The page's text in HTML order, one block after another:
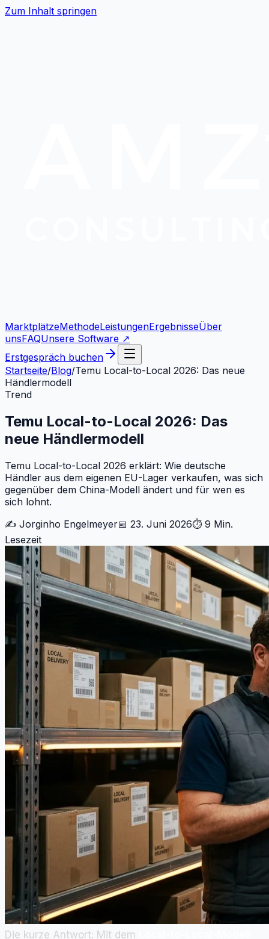
Zum Inhalt springen
MarktplätzeMethodeLeistungenErgebnisseÜber
unsFAQUnsere Software ↗
Erstgespräch buchen
Startseite/Blog/Temu Local-to-Local 2026: Das neue
Händlermodell
Trend
Temu Local-to-Local 2026: Das
neue Händlermodell
Temu Local-to-Local 2026 erklärt: Wie deutsche
Händler aus dem eigenen EU-Lager verkaufen, was sich
gegenüber dem China-Modell ändert und für wen es
sich lohnt.
✍️ Jorginho Engelmeyer📅 23. Juni 2026⏱ 9 Min.
Lesezeit
Die kurze Antwort: Mit dem